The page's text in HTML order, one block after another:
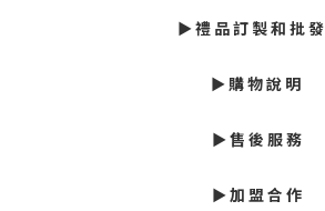
► 禮 品 訂 製 和 批 發
► 購 物 說 明
► 售 後 服 務
► 加 盟 合 作